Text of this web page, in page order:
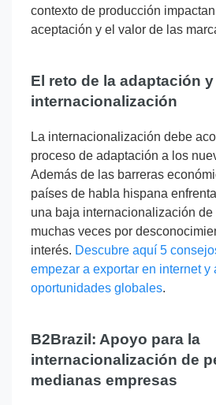
contexto de producción
aceptación y el valor de las
El reto de la adaptación
internacionalización
La internacionalización debe
proceso de adaptación a los
Además de las barreras
países de habla hispana
una baja internacionalización de
muchas veces por
interés. Descubre aquí 5
empezar a exportar en internet y
oportunidades globales.
B2Brazil: Apoyo para la
internacionalización de
medianas empresas